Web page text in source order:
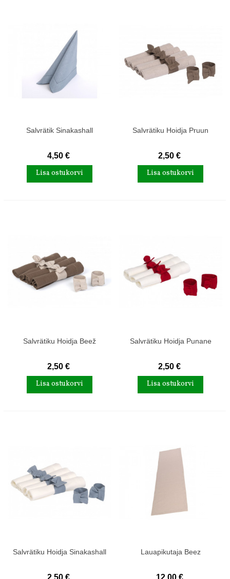
Salvrätik Sinakashall
4,50 €
Lisa ostukorvi
Salvrätiku Hoidja Pruun
2,50 €
Lisa ostukorvi
Salvrätiku Hoidja Beež
2,50 €
Lisa ostukorvi
Salvrätiku Hoidja Punane
2,50 €
Lisa ostukorvi
Salvrätiku Hoidja Sinakashall Lauapikutaja Beez